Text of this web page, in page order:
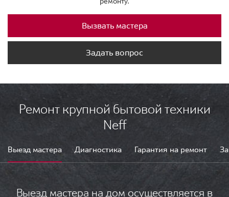
Вызвать мастера
Задать вопрос
Ремонт крупной бытовой техники
Neff
Выезд мастера Диагностика Гарантия на ремонт
Выезд мастера на дом осуществляется в